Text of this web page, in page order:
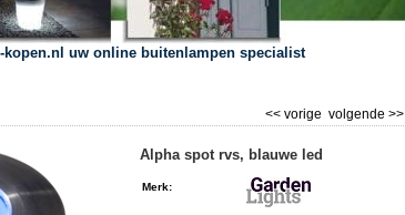
kopen.nl uw online buitenlampen specialist
volgende >>
<< vorige
Alpha spot rvs, blauwe led
Merk: